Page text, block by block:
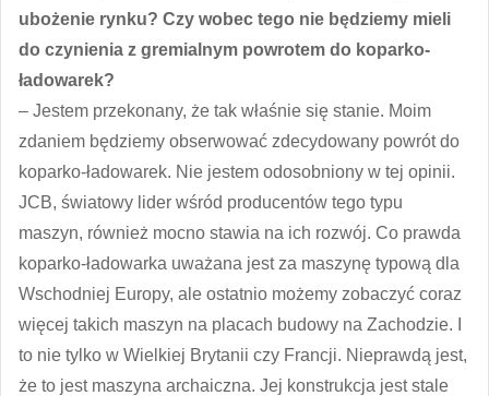
ubożenie rynku? Czy wobec tego nie będziemy mieli
do czynienia z gremialnym powrotem do koparko-
ładowarek?
– Jestem przekonany, że tak właśnie się stanie. Moim
zdaniem będziemy obserwować zdecydowany powrót do
koparko-ładowarek. Nie jestem odosobniony w tej opinii.
JCB, światowy lider wśród producentów tego typu
maszyn, również mocno stawia na ich rozwój. Co prawda
koparko-ładowarka uważana jest za maszynę typową dla
Wschodniej Europy, ale ostatnio możemy zobaczyć coraz
więcej takich maszyn na placach budowy na Zachodzie. I
to nie tylko w Wielkiej Brytanii czy Francji. Nieprawdą jest,
że to jest maszyna archaiczna. Jej konstrukcja jest stale